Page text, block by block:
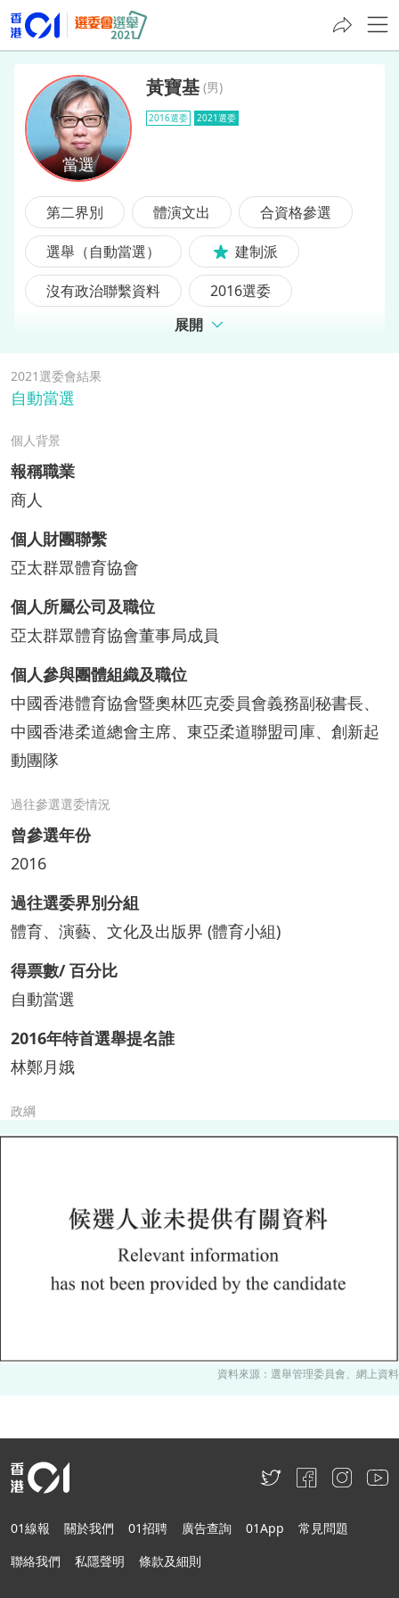
黃寶基
黃寶基 (男)
2016選委 2021選委
第二界別 體演文出
合資格參選
選舉（自動當選）
建制派
沒有政治聯繫資料
2016選委
展開
2021選委會結果
自動當選
個人背景
報稱職業
商人
個人財團聯繫
亞太群眾體育協會
個人所屬公司及職位
亞太群眾體育協會董事局成員
個人參與團體組織及職位
中國香港體育協會暨奧林匹克委員會義務副秘書長、
中國香港柔道總會主席、東亞柔道聯盟司庫、創新起
動團隊
過往參選選委情況
曾參選年份
2016
過往選委界別分組
體育、演藝、文化及出版界 (體育小組)
得票數/ 百分比
自動當選
2016年特首選舉提名誰
林鄭月娥
政綱
資料來源：選舉管理委員會、網上資料
01線報 關於我們 01招聘 廣告查詢 01App
常見問題
聯絡我們
私隱聲明 條款及細則